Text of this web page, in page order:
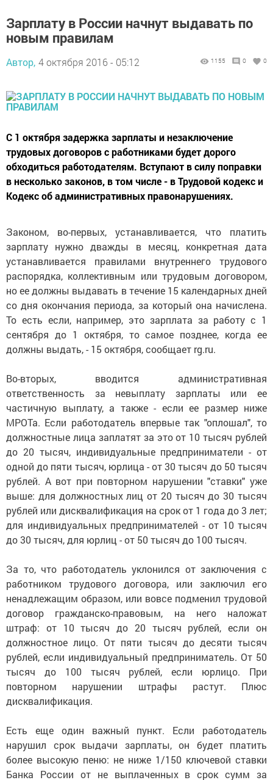
Зарплату в России начнут выдавать по
новым правилам
Автор, 4 октября 2016 - 05:12 1155 0 0
С 1 октября задержка зарплаты и незаключение
трудовых договоров с работниками будет дорого
обходиться работодателям. Вступают в силу поправки
в несколько законов, в том числе - в Трудовой кодекс и
Кодекс об административных правонарушениях.
Законом, во-первых, устанавливается, что платить
зарплату нужно дважды в месяц, конкретная дата
устанавливается правилами внутреннего трудового
распорядка, коллективным или трудовым договором,
но ее должны выдавать в течение 15 календарных дней
со дня окончания периода, за который она начислена.
То есть если, например, это зарплата за работу с 1
сентября до 1 октября, то самое позднее, когда ее
должны выдать, - 15 октября, сообщает rg.ru.
Во-вторых, вводится административная
ответственность за невыплату зарплаты или ее
частичную выплату, а также - если ее размер ниже
МРОТа. Если работодатель впервые так "оплошал", то
должностные лица заплатят за это от 10 тысяч рублей
до 20 тысяч, индивидуальные предприниматели - от
одной до пяти тысяч, юрлица - от 30 тысяч до 50 тысяч
рублей. А вот при повторном нарушении "ставки" уже
выше: для должностных лиц от 20 тысяч до 30 тысяч
рублей или дисквалификация на срок от 1 года до 3 лет;
для индивидуальных предпринимателей - от 10 тысяч
до 30 тысяч, для юрлиц - от 50 тысяч до 100 тысяч.
За то, что работодатель уклонился от заключения с
работником трудового договора, или заключил его
ненадлежащим образом, или вовсе подменил трудовой
договор гражданско-правовым, на него наложат
штраф: от 10 тысяч до 20 тысяч рублей, если он
должностное лицо. От пяти тысяч до десяти тысяч
рублей, если индивидуальный предприниматель. От 50
тысяч до 100 тысяч рублей, если юрлицо. При
повторном нарушении штрафы растут. Плюс
дисквалификация.
Есть еще один важный пункт. Если работодатель
нарушил срок выдачи зарплаты, он будет платить
более высокую пеню: не ниже 1/150 ключевой ставки
Банка России от не выплаченных в срок сумм за